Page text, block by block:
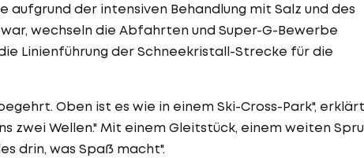
aufgrund der intensiven Behandlung mit Salz und des
wechseln die Abfahrten und Super-G-Bewerbe
Linienführung der Schneekristall-Strecke für die
Oben ist es wie in einem Ski-Cross-Park",
zwei Wellen." Mit einem Gleitstück, einem weiten
drin, was Spaß macht".